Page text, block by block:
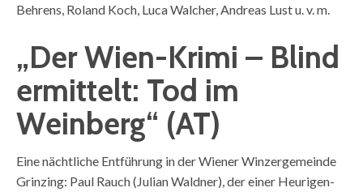
Behrens, Roland Koch, Luca Walcher, Andreas Lust u. v. m.
„Der Wien-Krimi – Blind
ermittelt: Tod im
Weinberg“ (AT)
Eine nächtliche Entführung in der Wiener Winzergemeinde
Grinzing: Paul Rauch (Julian Waldner), der einer Heurigen-